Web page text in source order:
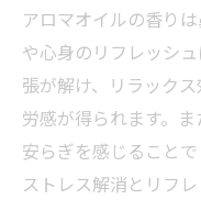
アロマ体験
心身をリフ
イス
アロマ体験
アロマオイルの香り
や心身のリフレッシ
張が解け、リラック
労感が得られます。
安らぎを感じること
ストレス解消とリフ